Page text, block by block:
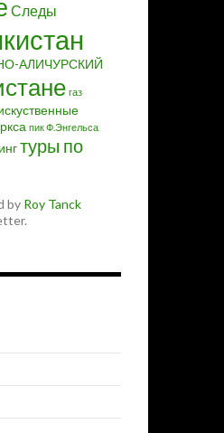
Следы
АЛИЧУРСКИЙ
газ
пик Ф.Энгельса
туры по
by Roy Tanck